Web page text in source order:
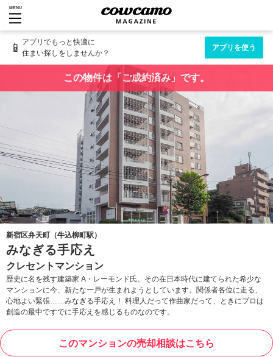
MENU
📱 アプリでもっと快適に
住まい探しをしませんか？
アプリを使う
この物件は「ご成約済み」です。
新宿区弁天町（牛込柳町駅）
みなぎる手応え
クレセントマンション
歴史に名を残す建築家 A・レーモンド氏。その在日本時代に建てられた希少な
マンションに今、新たな一戸が生まれようとしています。関係者各位に走る、
心地よい緊張……みなぎる手応え！ 料理人だって作曲家だって、ときにプロは
創造の最中ですでに手応えを感じるものなのです。
このマンションの売却相談はこちら